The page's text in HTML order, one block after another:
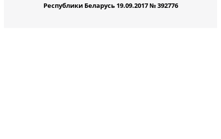
Республики Беларусь 19.09.2017 № 392776